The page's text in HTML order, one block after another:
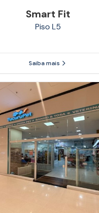
Smart Fit
Piso L5
Saiba mais